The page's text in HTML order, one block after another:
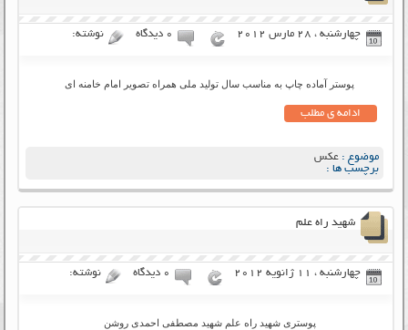
چهارشنبه ، 28 مارس 2012 ۰ دیدگاه نوشته:
پوستر آماده چاپ به مناسب سال تولید ملی همراه تصویر امام خامنه ای
ادامه ی مطلب
موضوع :عکس
برچسب ها :
شهید راه علم
چهارشنبه ، 11 ژانویه 2012 ۰ دیدگاه نوشته:
پوستری شهید راه علم شهید مصطفی احمدی روشن